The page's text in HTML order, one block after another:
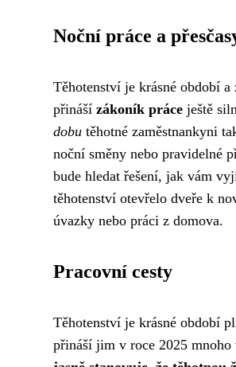
Noční práce a
Těhotenství je krásné období
přináší zákoník práce ještě
dobu těhotné zaměstnankyni
noční směny nebo pravidelné
bude hledat řešení, jak vám
těhotenství otevřelo dveře k
úvazky nebo práci z domova.
Pracovní cesty
Těhotenství je krásné období
přináší jim v roce 2025 mnoho